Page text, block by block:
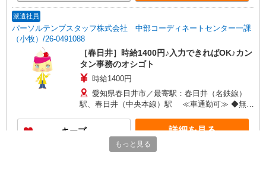
派遣社員
パーソルテンプスタッフ株式会社 中部コーディネートセンター一課
（小牧）/26-0491088
［春日井］時給1400円♪入力できればOK♪カン
タン事務のオシゴト
時給1400円
愛知県春日井市／最寄駅：春日井（名鉄線）
駅、春日井（中央本線）駅 ≪車通勤可≫ ◆無料
キープ 詳細を見る
もっと見る